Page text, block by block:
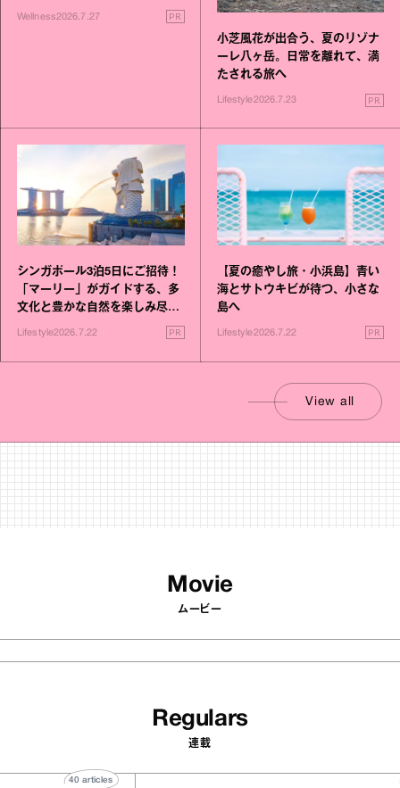
いこと毎日》シリーズが誕生
Wellness2026.7.27 PR
小芝風花が出合う、夏のリゾナ
ーレ八ヶ岳。日常を離れて、満
たされる旅へ
Lifestyle2026.7.23 PR
シンガポール3泊5日にご招待！
「マーリー」がガイドする、多
文化と豊かな自然を楽しみ尽く
Lifestyle2026.7.22 PR
【夏の癒やし旅・小浜島】青い
海とサトウキビが待つ、小さな
島へ
Lifestyle2026.7.22 PR
View all
Movie
ムービー
Regulars
連載